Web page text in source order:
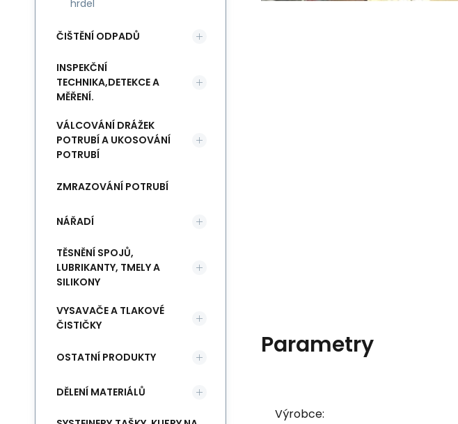
Parametry
Výrobce:
hrdel
ČIŠTĚNÍ ODPADŮ
INSPEKČNÍ
TECHNIKA,DETEKCE A
MĚŘENÍ.
VÁLCOVÁNÍ DRÁŽEK
POTRUBÍ A UKOSOVÁNÍ
POTRUBÍ
ZMRAZOVÁNÍ POTRUBÍ
NÁŘADÍ
TĚSNĚNÍ SPOJŮ,
LUBRIKANTY, TMELY A
SILIKONY
VYSAVAČE A TLAKOVÉ
ČISTIČKY
OSTATNÍ PRODUKTY
DĚLENÍ MATERIÁLŮ